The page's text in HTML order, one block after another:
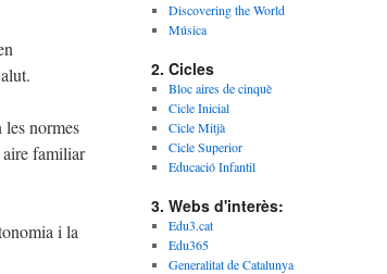
les normes
aire familiar
i la
Discovering the World
Música
2. Cicles
Bloc aires de cinquè
Cicle Inicial
Cicle Mitjà
Cicle Superior
Educació Infantil
3. Webs d'interès:
Edu3.cat
Edu365
Generalitat de Catalunya